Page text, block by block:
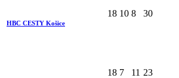
HBC CESTY Košice
18 10 8 30
18 7 11 23